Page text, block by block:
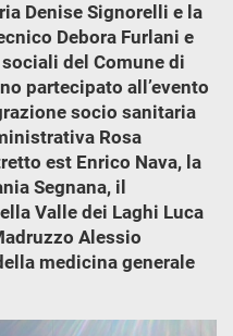
Denise Signorelli e la
Debora Furlani e
del Comune di
partecipato all’evento
socio sanitaria
Rosa
est Enrico Nava, la
Segnana, il
Valle dei Laghi Luca
Alessio
medicina generale